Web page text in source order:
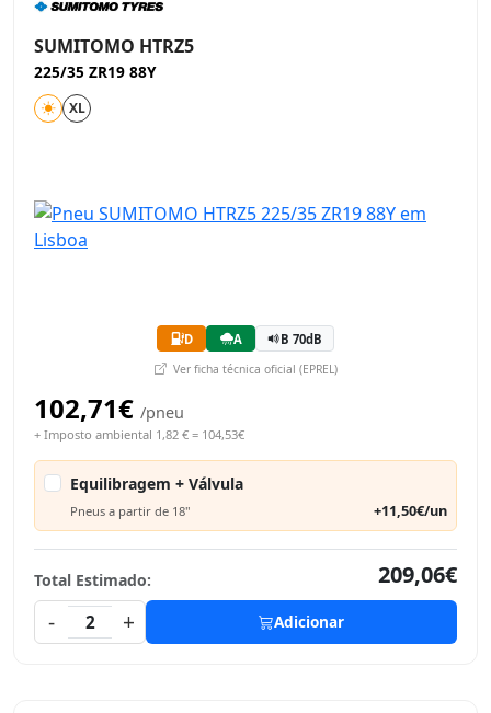
SUMITOMO HTRZ5
225/35 ZR19 88Y
XL
D A B 70dB
Ver ficha técnica oficial (EPREL)
102,71€ /pneu
+ Imposto ambiental 1,82 € = 104,53€
Equilibragem + Válvula
Pneus a partir de 18" +11,50€/un
Total Estimado:
209,06€
-
2 + Adicionar